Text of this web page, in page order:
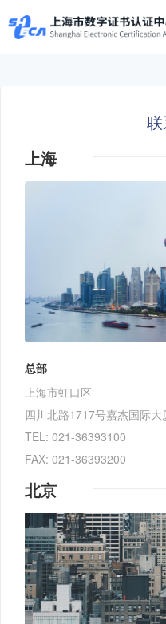
上海
总部
上海市虹口区
四川北路1717号嘉杰国际大
TEL: 021-36393100
FAX: 021-36393200
北京